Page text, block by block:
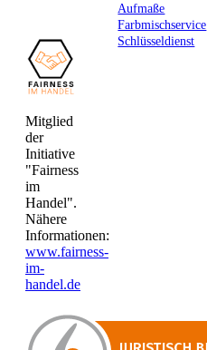
Mitglied
der
Initiative
"Fairness
im
Handel".
Nähere
Informationen:
www.fairness-
im-
handel.de
Aufmaße
Farbmischservice
Schlüsseldienst